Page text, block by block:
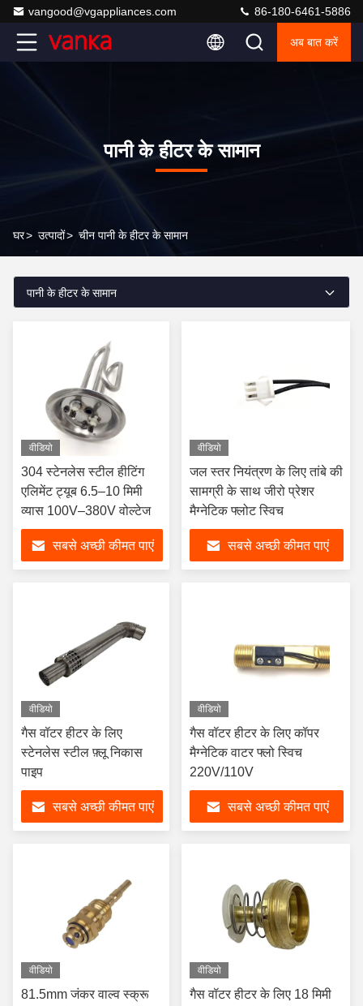
vangood@vgappliances.com 86-180-6461-5886
अब बात करें
पानी के हीटर के सामान
घर> उत्पादों> चीन पानी के हीटर के सामान
पानी के हीटर के सामान
वीडियो
304 स्टेनलेस स्टील हीटिंग
एलिमेंट ट्यूब 6.5–10 मिमी
व्यास 100V–380V वोल्टेज
सबसे अच्छी कीमत पाएं
वीडियो
जल स्तर नियंत्रण के लिए तांबे की
सामग्री के साथ जीरो प्रेशर
मैग्नेटिक फ्लोट स्विच
सबसे अच्छी कीमत पाएं
वीडियो
गैस वॉटर हीटर के लिए
स्टेनलेस स्टील फ़्लू निकास
पाइप
सबसे अच्छी कीमत पाएं
वीडियो
गैस वॉटर हीटर के लिए कॉपर
मैग्नेटिक वाटर फ्लो स्विच
220V/110V
सबसे अच्छी कीमत पाएं
वीडियो
81.5mm जंकर वाल्व स्क्रू
वीडियो
गैस वॉटर हीटर के लिए 18 मिमी